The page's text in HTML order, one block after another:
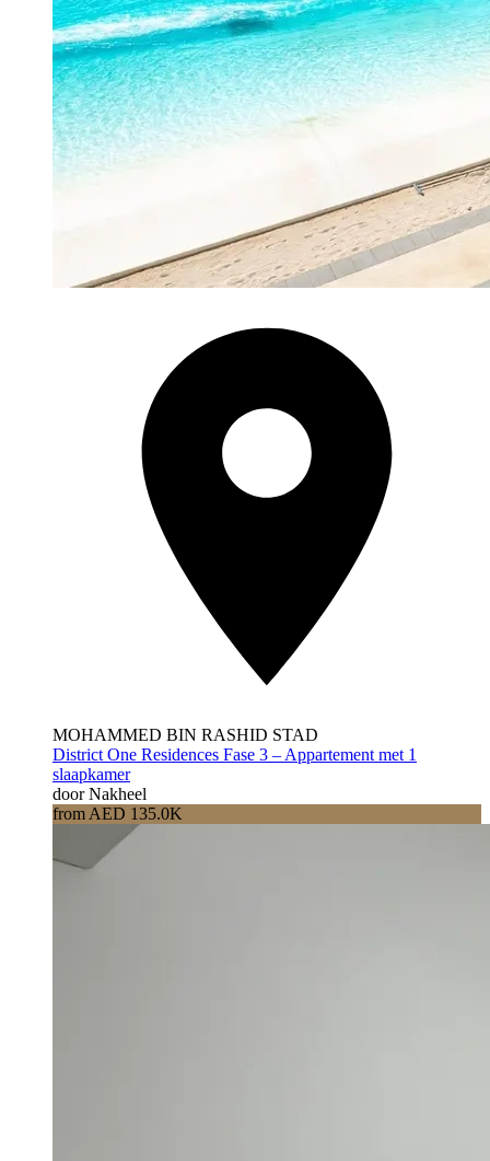
MOHAMMED BIN RASHID STAD
District One Residences Fase 3 – Appartement met 1
slaapkamer
door Nakheel
from AED 135.0K